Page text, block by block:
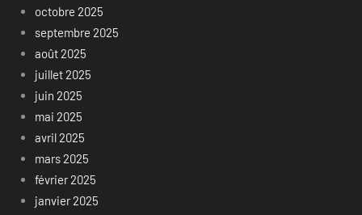
octobre 2025
septembre 2025
août 2025
juillet 2025
juin 2025
mai 2025
avril 2025
mars 2025
février 2025
janvier 2025